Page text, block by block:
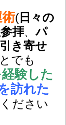
術( 日々の
拝、パ
引き寄せ
でも
験した
訪れた
ださい